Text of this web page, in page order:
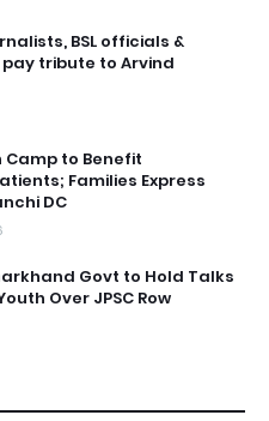
BSL officials &
tribute to Arvind
Camp to Benefit
Families Express
DC
Govt to Hold Talks
Over JPSC Row